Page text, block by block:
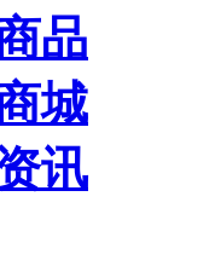
品
城
讯